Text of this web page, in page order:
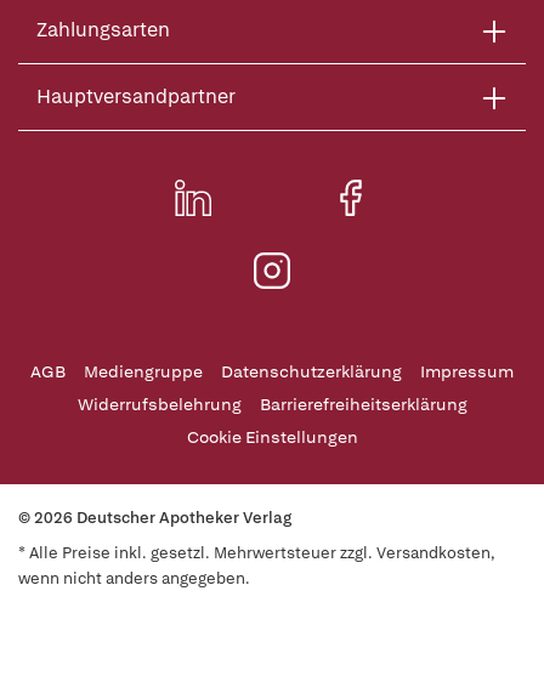
Zahlungsarten
Hauptversandpartner
AGB Mediengruppe Datenschutzerklärung
Impressum
Widerrufsbelehrung
Barrierefreiheitserklärung
Cookie Einstellungen
© 2026 Deutscher Apotheker Verlag
* Alle Preise inkl. gesetzl. Mehrwertsteuer zzgl. Versandkosten,
wenn nicht anders angegeben.